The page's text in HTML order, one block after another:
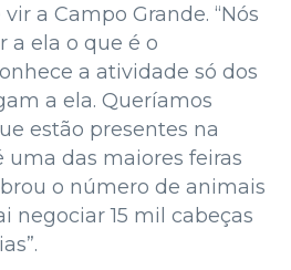
a Campo Grande. “Nós
a ela o que é o
a atividade só dos
a ela. Queríamos
estão presentes na
uma das maiores feiras
o número de animais
negociar 15 mil cabeças